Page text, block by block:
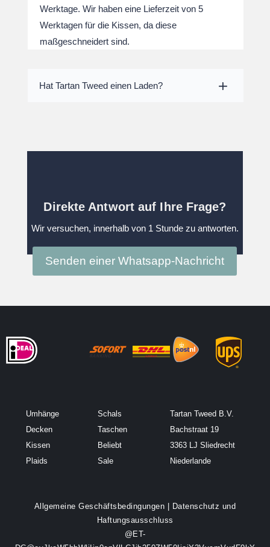
Werktage. Wir haben eine Lieferzeit von 5
Werktagen für die Kissen, da diese
maßgeschneidert sind.
Hat Tartan Tweed einen Laden?
Direkte Antwort auf Ihre Frage?
Wir versuchen, innerhalb von 1 Stunde zu antworten.
Senden einer Whatsapp-Nachricht
Umhänge
Decken
Kissen
Plaids
Schals
Taschen
Beliebt
Sale
Tartan Tweed B.V.
Bachstraat 19
3363 LJ Sliedrecht
Niederlande
Allgemeine Geschäftsbedingungen
Datenschutz und
Haftungsausschluss
@ET-